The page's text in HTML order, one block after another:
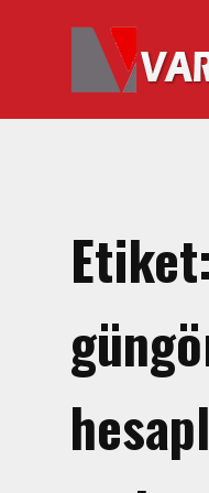
ANASAYFA
HAKKIMIZDA
Tabancası
El Arabası Satışı –
Perakende Satış
İnşaat Küreği
Balyoz Malzemesi
Etiket: